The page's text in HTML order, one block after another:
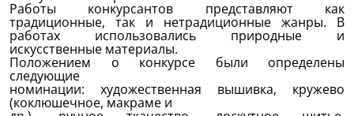
Работы конкурсантов представляюткак
традиционные, так и нетрадиционные жанры. В
работах использовались природные и
искусственные материалы.
Положением о конкурсе были определены
следующие
номинации: художественная вышивка, кружево
(коклюшечное, макраме и